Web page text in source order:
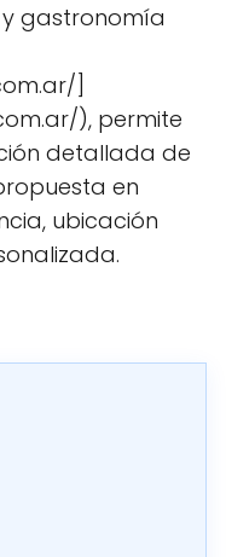
gastronomía
]
), permite
detallada de
en
ubicación